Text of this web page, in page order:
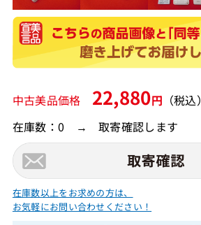
中古美品価格 22,880円 （税込）
在庫数：0 → 取寄確認します
在庫数以上をお求めの方は、
お気軽にお問い合わせください！